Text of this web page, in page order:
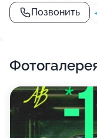
Позвонить